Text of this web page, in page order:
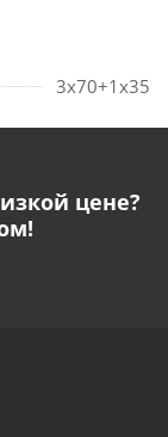
3х70+1х35
цене?